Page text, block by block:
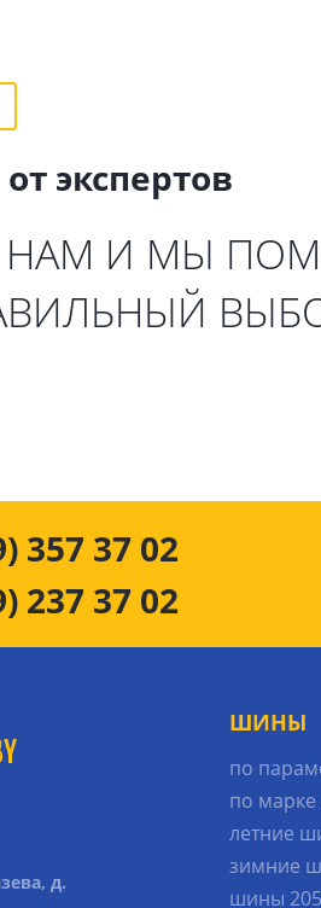
экспертов
НАМ И МЫ
357 37 02
237 37 02
д.
ШИНЫ
по
по марке
летние
зимние
шины